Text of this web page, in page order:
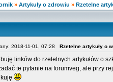
» Artykuły o zdrowiu » Rzetelne
2018-11-01, 07:28 Rzetelne artykuły o
linków do rzetelnych artykułów o
te pytanie na forumveg, ale przy